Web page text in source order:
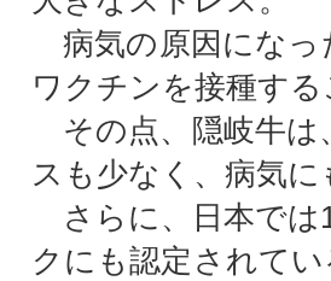
病気の原因になっ
ワクチンを接種す
その点、隠岐牛は
スも少なく、病気
さらに、日本では
クにも認定されて